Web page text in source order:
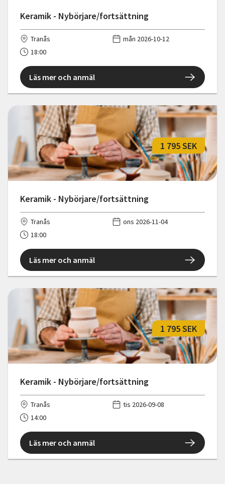
Keramik - Nybörjare/fortsättning
Tranås
mån 2026-10-12
18:00
Läs mer och anmäl
Keramik - Nybörjare/fortsättning
1 795 SEK
Tranås
ons 2026-11-04
18:00
Läs mer och anmäl
Keramik - Nybörjare/fortsättning
1 795 SEK
Tranås
tis 2026-09-08
14:00
Läs mer och anmäl